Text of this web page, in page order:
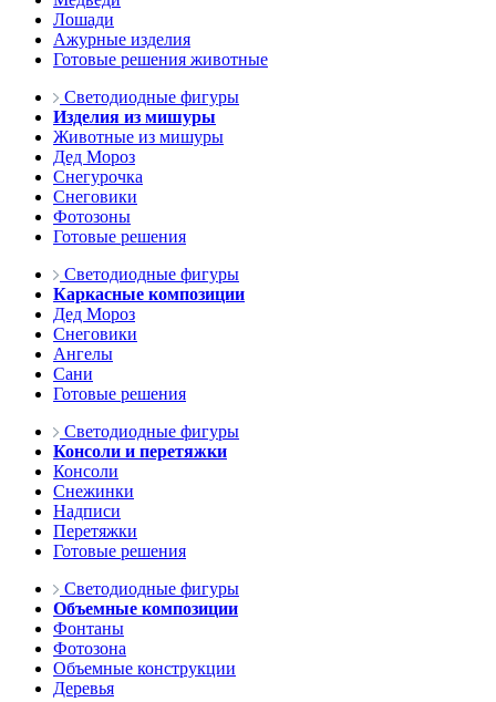
Лошади
Ажурные изделия
Готовые решения животные
Светодиодные фигуры
Изделия из мишуры
Животные из мишуры
Дед Мороз
Снегурочка
Снеговики
Фотозоны
Готовые решения
Светодиодные фигуры
Каркасные композиции
Дед Мороз
Снеговики
Ангелы
Сани
Готовые решения
Светодиодные фигуры
Консоли и перетяжки
Консоли
Снежинки
Надписи
Перетяжки
Готовые решения
Светодиодные фигуры
Объемные композиции
Фонтаны
Фотозона
Объемные конструкции
Деревья